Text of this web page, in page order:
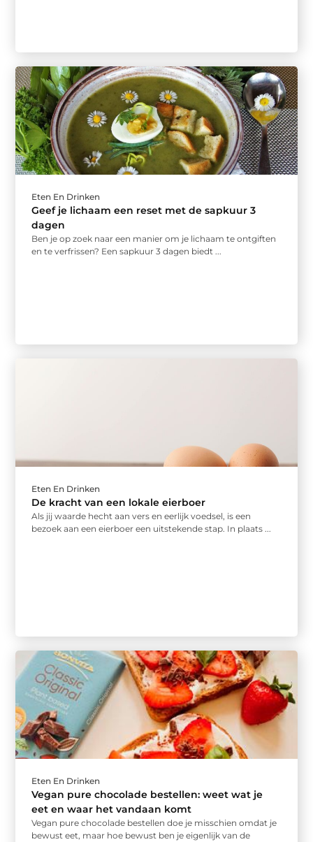
Eten En Drinken
Geef je lichaam een reset met de sapkuur 3
dagen
Ben je op zoek naar een manier om je lichaam te ontgiften
en te verfrissen? Een sapkuur 3 dagen biedt ...
Eten En Drinken
De kracht van een lokale eierboer
Als jij waarde hecht aan vers en eerlijk voedsel, is een
bezoek aan een eierboer een uitstekende stap. In plaats ...
Eten En Drinken
Vegan pure chocolade bestellen: weet wat je
eet en waar het vandaan komt
Vegan pure chocolade bestellen doe je misschien omdat je
bewust eet, maar hoe bewust ben je eigenlijk van de